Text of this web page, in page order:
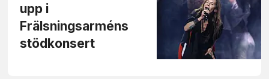
upp i
Frälsningsarméns
stödkonsert